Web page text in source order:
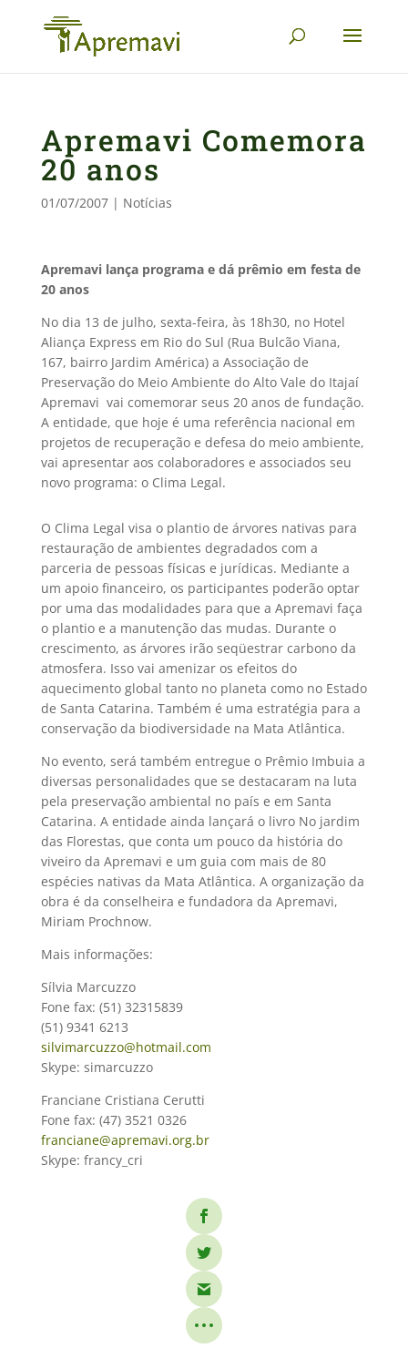
Apremavi Comemora
20 anos
01/07/2007| Notícias
Apremavi lança programa e dá prêmio em festa de
20 anos
No dia 13 de julho, sexta-feira, às 18h30, no Hotel
Aliança Express em Rio do Sul (Rua Bulcão Viana,
167, bairro Jardim América) a Associação de
Preservação do Meio Ambiente do Alto Vale do Itajaí 
Apremavi  vai comemorar seus 20 anos de fundação.
A entidade, que hoje é uma referência nacional em
projetos de recuperação e defesa do meio ambiente,
vai apresentar aos colaboradores e associados seu
novo programa: o Clima Legal.
O Clima Legal visa o plantio de árvores nativas para
restauração de ambientes degradados com a
parceria de pessoas físicas e jurídicas. Mediante a
um apoio financeiro, os participantes poderão optar
por uma das modalidades para que a Apremavi faça
o plantio e a manutenção das mudas. Durante o
crescimento, as árvores irão seqüestrar carbono da
atmosfera. Isso vai amenizar os efeitos do
aquecimento global tanto no planeta como no Estado
de Santa Catarina. Também é uma estratégia para a
conservação da biodiversidade na Mata Atlântica.
No evento, será também entregue o Prêmio Imbuia a
diversas personalidades que se destacaram na luta
pela preservação ambiental no país e em Santa
Catarina. A entidade ainda lançará o livro No jardim
das Florestas, que conta um pouco da história do
viveiro da Apremavi e um guia com mais de 80
espécies nativas da Mata Atlântica. A organização da
obra é da conselheira e fundadora da Apremavi,
Miriam Prochnow.
Mais informações:
Sílvia Marcuzzo
Fone fax: (51) 32315839
(51) 9341 6213
silvimarcuzzo@hotmail.com
Skype: simarcuzzo
Franciane Cristiana Cerutti
Fone fax: (47) 3521 0326
franciane@apremavi.org.br
Skype: francy_cri